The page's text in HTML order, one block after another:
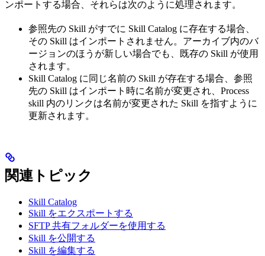
ンポートする場合、それらは次のように処理されます。
参照先の Skill がすでに Skill Catalog に存在する場合、
その Skill はインポートされません。アーカイブ内のバ
ージョンのほうが新しい場合でも、既存の Skill が使用
されます。
Skill Catalog に同じ名前の Skill が存在する場合、参照
先の Skill はインポート時に名前が変更され、Process
skill 内のリンクは名前が変更された Skill を指すように
更新されます。
関連トピック
Skill Catalog
Skill をエクスポートする
SFTP 共有フォルダーを使用する
Skill を公開する
Skill を編集する